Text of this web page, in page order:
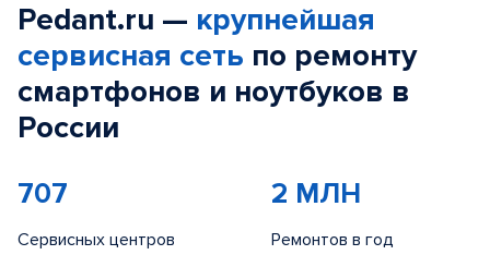
Pedant.ru — крупнейшая
сервисная сеть по ремонту
смартфонов и ноутбуков в
России
707
Сервисных центров
2 МЛН
Ремонтов в год